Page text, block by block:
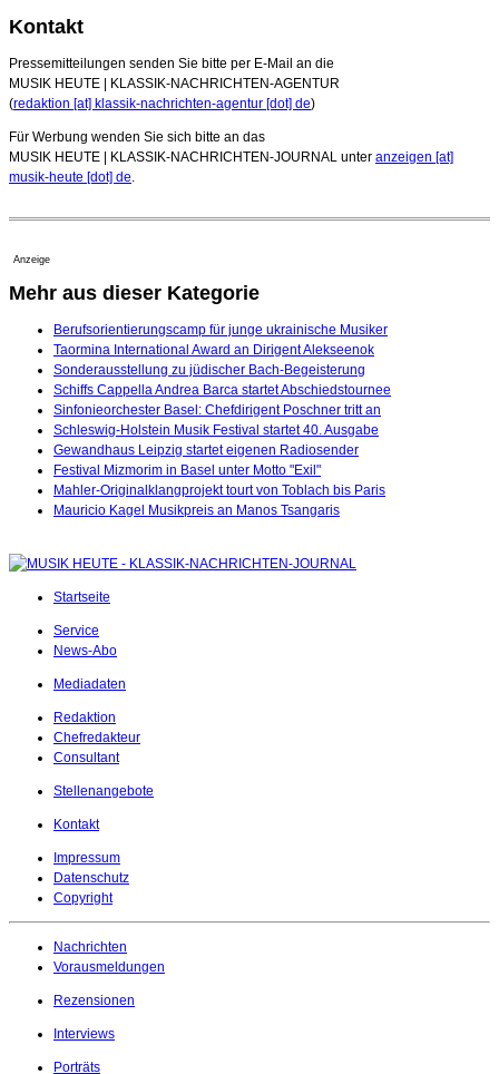
Kontakt
Pressemitteilungen senden Sie bitte per E-Mail an die
MUSIK HEUTE | KLASSIK-NACHRICHTEN-AGENTUR
(redaktion [at] klassik-nachrichten-agentur [dot] de)
Für Werbung wenden Sie sich bitte an das
MUSIK HEUTE | KLASSIK-NACHRICHTEN-JOURNAL unter anzeigen [at]
musik-heute [dot] de
Anzeige
Mehr aus dieser Kategorie
Berufsorientierungscamp für junge ukrainische Musiker
Taormina International Award an Dirigent Alekseenok
Sonderausstellung zu jüdischer Bach-Begeisterung
Schiffs Cappella Andrea Barca startet Abschiedstournee
Sinfonieorchester Basel: Chefdirigent Poschner tritt an
Schleswig-Holstein Musik Festival startet 40. Ausgabe
Gewandhaus Leipzig startet eigenen Radiosender
Festival Mizmorim in Basel unter Motto "Exil"
Mahler-Originalklangprojekt tourt von Toblach bis Paris
Mauricio Kagel Musikpreis an Manos Tsangaris
Startseite
Service
News-Abo
Mediadaten
Redaktion
Chefredakteur
Consultant
Stellenangebote
Kontakt
Impressum
Datenschutz
Copyright
Nachrichten
Vorausmeldungen
Rezensionen
Interviews
Porträts